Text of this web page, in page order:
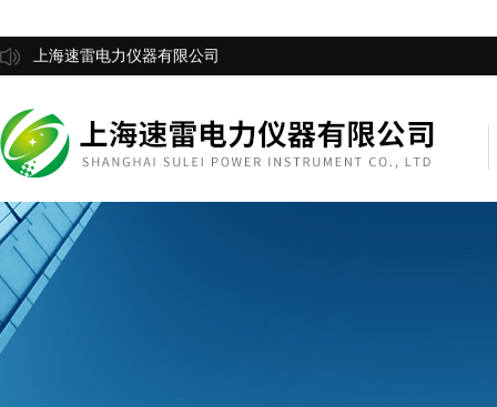
上海速雷电力仪器有限公司